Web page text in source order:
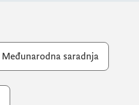
Međunarodna saradnja